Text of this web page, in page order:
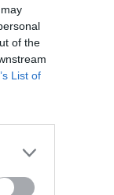
of the
List of
tal